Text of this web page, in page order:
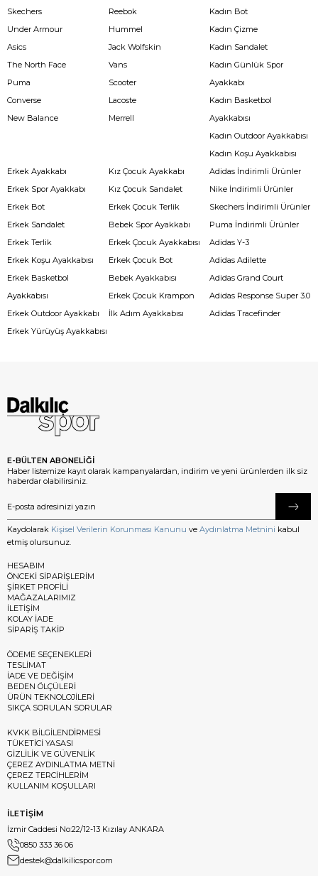
Skechers
Under Armour
Asics
The North Face
Puma
Converse
New Balance
Reebok
Hummel
Jack Wolfskin
Vans
Scooter
Lacoste
Merrell
Kadın Bot
Kadın Çizme
Kadın Sandalet
Kadın Günlük Spor
Ayakkabı
Kadın Basketbol
Ayakkabısı
Kadın Outdoor Ayakkabısı
Kadın Koşu Ayakkabısı
Erkek Ayakkabı
Erkek Spor Ayakkabı
Erkek Bot
Erkek Sandalet
Erkek Terlik
Erkek Koşu Ayakkabısı
Erkek Basketbol
Ayakkabısı
Erkek Outdoor Ayakkabı
Erkek Yürüyüş Ayakkabısı
Kız Çocuk Ayakkabı
Kız Çocuk Sandalet
Erkek Çocuk Terlik
Bebek Spor Ayakkabı
Erkek Çocuk Ayakkabısı
Erkek Çocuk Bot
Bebek Ayakkabısı
Erkek Çocuk Krampon
İlk Adım Ayakkabısı
Adidas İndirimli Ürünler
Nike İndirimli Ürünler
Skechers İndirimli Ürünler
Puma İndirimli Ürünler
Adidas Y-3
Adidas Adilette
Adidas Grand Court
Adidas Response Super 3.0
Adidas Tracefinder
E-BÜLTEN ABONELİĞİ
Haber listemize kayıt olarak kampanyalardan, indirim ve yeni ürünlerden ilk siz
haberdar olabilirsiniz.
Kaydolarak Kişisel Verilerin Korunması Kanunu ve Aydınlatma Metnini kabul
etmiş olursunuz.
HESABIM
ÖNCEKİ SİPARİŞLERİM
ŞİRKET PROFİLİ
MAĞAZALARIMIZ
İLETİŞİM
KOLAY İADE
SİPARİŞ TAKİP
ÖDEME SEÇENEKLERİ
TESLİMAT
İADE VE DEĞİŞİM
BEDEN ÖLÇÜLERİ
ÜRÜN TEKNOLOJİLERİ
SIKÇA SORULAN SORULAR
KVKK BİLGİLENDİRMESİ
TÜKETİCİ YASASI
GİZLİLİK VE GÜVENLİK
ÇEREZ AYDINLATMA METNİ
ÇEREZ TERCİHLERİM
KULLANIM KOŞULLARI
İLETİŞİM
İzmir Caddesi No:22/12-13 Kızılay ANKARA
0850 333 36 06
destek@dalkilicspor.com